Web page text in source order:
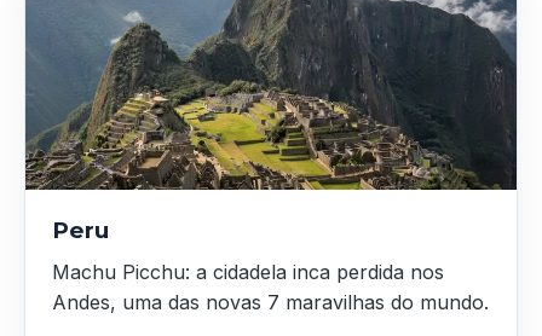
Peru
Machu Picchu: a cidadela inca perdida nos
Andes, uma das novas 7 maravilhas do mundo.